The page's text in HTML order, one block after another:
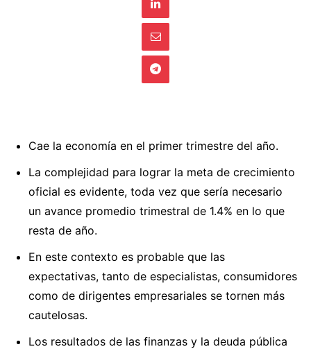
Cae la economía en el primer trimestre del año.
La complejidad para lograr la meta de crecimiento
oficial es evidente, toda vez que sería necesario
un avance promedio trimestral de 1.4% en lo que
resta de año.
En este contexto es probable que las
expectativas, tanto de especialistas, consumidores
como de dirigentes empresariales se tornen más
cautelosas.
Los resultados de las finanzas y la deuda pública